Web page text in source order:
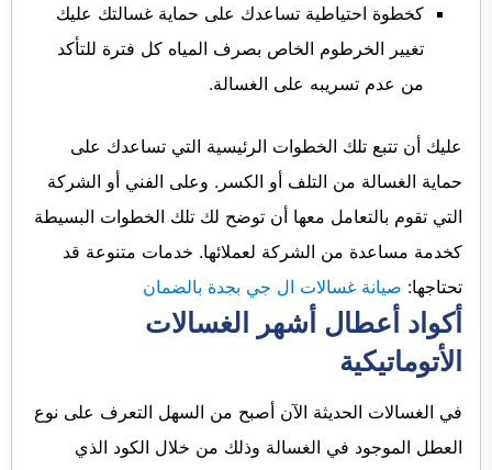
كخطوة احتياطية تساعدك على حماية غسالتك عليك
تغيير الخرطوم الخاص بصرف المياه كل فترة للتأكد
من عدم تسريبه على الغسالة.
عليك أن تتبع تلك الخطوات الرئيسية التي تساعدك على
حماية الغسالة من التلف أو الكسر. وعلى الفني أو الشركة
التي تقوم بالتعامل معها أن توضح لك تلك الخطوات البسيطة
كخدمة مساعدة من الشركة لعملائها. خدمات متنوعة قد
تحتاجها: صيانة غسالات ال جي بجدة بالضمان
أكواد أعطال أشهر الغسالات
الأتوماتيكية
في الغسالات الحديثة الآن أصبح من السهل التعرف على نوع
العطل الموجود في الغسالة وذلك من خلال الكود الذي